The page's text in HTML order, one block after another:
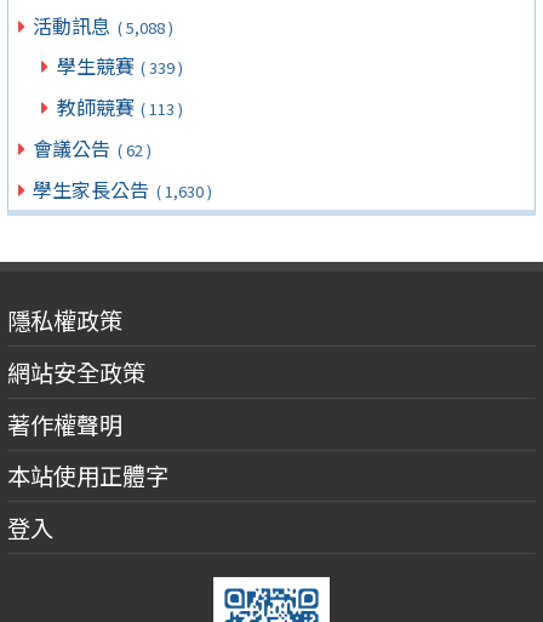
活動訊息 ( 5,088 )
學生競賽 ( 339 )
教師競賽 ( 113 )
會議公告 ( 62 )
學生家長公告 ( 1,630 )
隱私權政策
網站安全政策
著作權聲明
本站使用正體字
登入